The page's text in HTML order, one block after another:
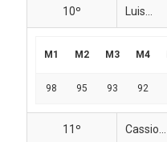
10º Luis...
M1 M2 M3 M4
98 95 93 92
11º Cassio...